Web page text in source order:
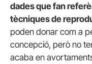
dades que fan
tècniques de
poden donar com a
concepció, però no
acaba en